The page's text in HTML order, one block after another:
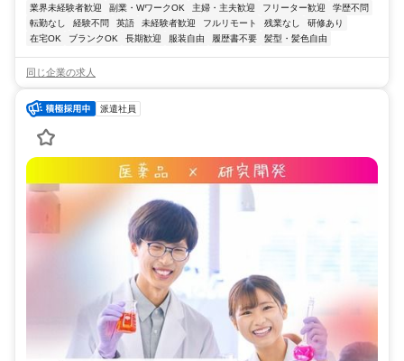
業界未経験者歓迎 副業・WワークOK 主婦・主夫歓迎 フリーター歓迎
学歴不問
転勤なし
経験不問 英語 未経験者歓迎 フルリモート 残業なし
研修あり
在宅OK
ブランクOK 長期歓迎 服装自由 履歴書不要 髪型・髪色自由
同じ企業の求人
派遣社員